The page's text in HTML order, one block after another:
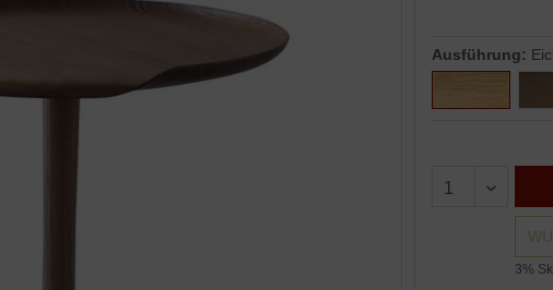
Ausführung:
3%